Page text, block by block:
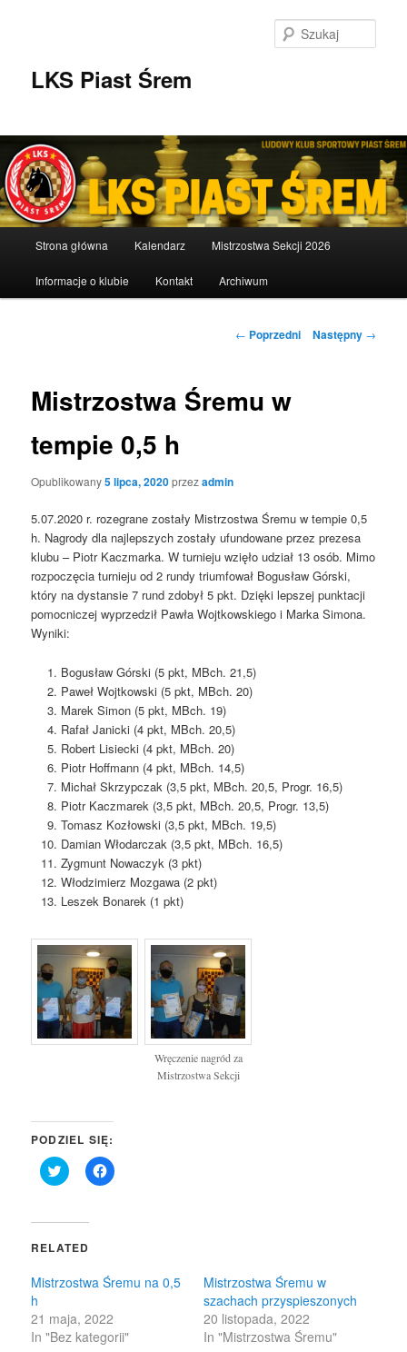
LKS Piast Śrem
Strona główna Kalendarz Mistrzostwa Sekcji 2026
Informacje o klubie Kontakt Archiwum
Nawigacja
← Poprzedni Następny →
Mistrzostwa Śremu w
tempie 0,5 h
Opublikowany5 lipca, 2020przezadmin
5.07.2020 r. rozegrane zostały Mistrzostwa Śremu w tempie 0,5
h. Nagrody dla najlepszych zostały ufundowane przez prezesa
klubu – Piotr Kaczmarka. W turnieju wzięło udział 13 osób. Mimo
rozpoczęcia turnieju od 2 rundy triumfował Bogusław Górski,
który na dystansie 7 rund zdobył 5 pkt. Dzięki lepszej punktacji
pomocniczej wyprzedził Pawła Wojtkowskiego i Marka Simona.
Wyniki:
Bogusław Górski (5 pkt, MBch. 21,5)
Paweł Wojtkowski (5 pkt, MBch. 20)
Marek Simon (5 pkt, MBch. 19)
Rafał Janicki (4 pkt, MBch. 20,5)
Robert Lisiecki (4 pkt, MBch. 20)
Piotr Hoffmann (4 pkt, MBch. 14,5)
Michał Skrzypczak (3,5 pkt, MBch. 20,5, Progr. 16,5)
Piotr Kaczmarek (3,5 pkt, MBch. 20,5, Progr. 13,5)
Tomasz Kozłowski (3,5 pkt, MBch. 19,5)
Damian Włodarczak (3,5 pkt, MBch. 16,5)
Zygmunt Nowaczyk (3 pkt)
Włodzimierz Mozgawa (2 pkt)
Leszek Bonarek (1 pkt)
Wręczenie nagród za
Mistrzostwa Sekcji
PODZIEL SIĘ:
Click
to
(Opens
new
Click
to
RELATED
Mistrzostwa Śremu na 0,5
h
21 maja, 2022
In "Bez kategorii"
Mistrzostwa Śremu w
szachach przyspieszonych
20 listopada, 2022
In "Mistrzostwa Śremu"